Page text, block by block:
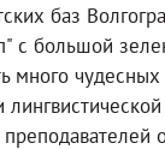
баз
с большой
много